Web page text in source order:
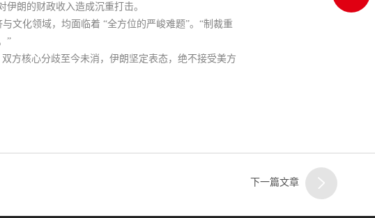
朗的财政收入造成沉重打击。
化领域，均面临着 “全方位的严峻难题”。“制裁重
”
方核心分歧至今未消，伊朗坚定表态，绝不接受美方
下一篇文章